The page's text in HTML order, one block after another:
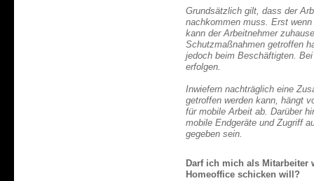
Grundsätzlich gilt, dass der
nachkommen muss. Erst
kann der Arbeitnehmer
Schutzmaßnahmen getroffen
jedoch beim Beschäftigten.
erfolgen.
Inwiefern nachträglich eine
getroffen werden kann, hängt
für mobile Arbeit ab. Darüber
mobile Endgeräte und Zugriff
gegeben sein.
Darf ich mich als Mitarbeiter
Homeoffice schicken will?